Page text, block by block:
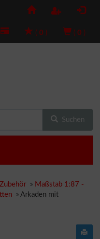
( 0 ) ( 0 )
Suchen
» Maßstab 1:87 -
» Arkaden mit